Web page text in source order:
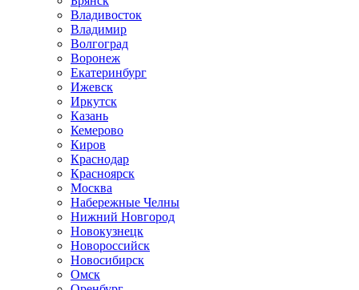
Владивосток
Владимир
Волгоград
Воронеж
Екатеринбург
Ижевск
Иркутск
Казань
Кемерово
Киров
Краснодар
Красноярск
Москва
Набережные Челны
Нижний Новгород
Новокузнецк
Новороссийск
Новосибирск
Омск